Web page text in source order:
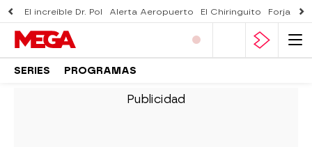
El increíble Dr. Pol Alerta Aeropuerto El Chiringuito Forjado
SERIES PROGRAMAS